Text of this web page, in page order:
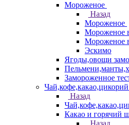
Мороженое
Назад
Мороженое
Мороженое
Мороженое
Эскимо
Ягоды,овощи
Замороженное
Чай,кофе,какао,цикорий
Назад
Какао и горячий
Назад